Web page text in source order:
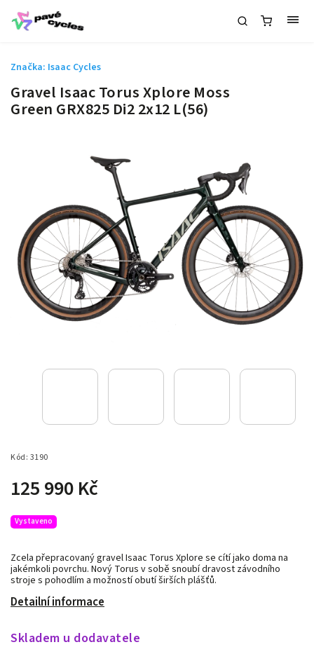
Gravel Isaac Torus Xplore Moss
Green GRX825 Di2 2x12 L(56)
Kód: 3190
125 990 Kč
Zcela přepracovaný gravel Isaac Torus Xplore se cítí jako doma na
jakémkoli povrchu. Nový Torus v sobě snoubí dravost závodního
stroje s pohodlím a možností obutí širších plášťů.
Detailní informace
Vystaveno
Značka: Isaac Cycles
Skladem u dodavatele